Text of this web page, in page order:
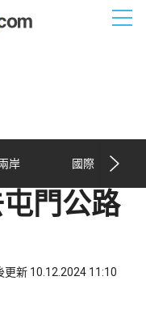
岸 國際
門公路
更新 10.12.2024 11:10